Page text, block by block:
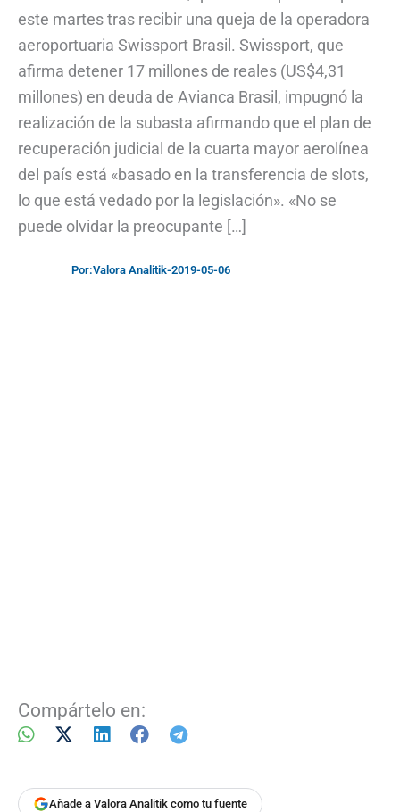
este martes tras recibir una queja de la operadora
aeroportuaria Swissport Brasil. Swissport, que
afirma detener 17 millones de reales (US$4,31
millones) en deuda de Avianca Brasil, impugnó la
realización de la subasta afirmando que el plan de
recuperación judicial de la cuarta mayor aerolínea
del país está «basado en la transferencia de slots,
lo que está vedado por la legislación». «No se
puede olvidar la preocupante […]
Por:Valora Analitik-2019-05-06
Compártelo en:
Añade a Valora Analitik como tu fuente